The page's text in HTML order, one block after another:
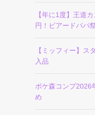
【年に1度】王道
円！ビアードパパ
【ミッフィー】ス
入品
ポケ森コンプ2026
め